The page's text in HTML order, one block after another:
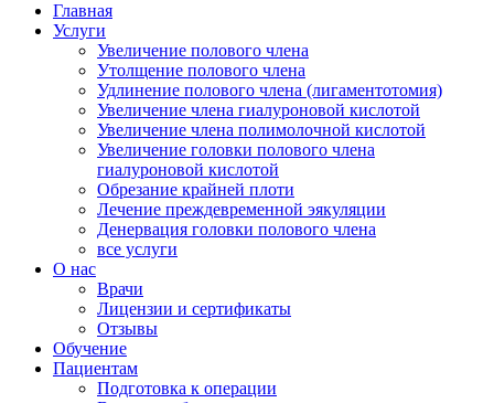
Главная
Услуги
Увеличение полового члена
Утолщение полового члена
Удлинение полового члена (лигаментотомия)
Увеличение члена гиалуроновой кислотой
Увеличение члена полимолочной кислотой
Увеличение головки полового члена
гиалуроновой кислотой
Обрезание крайней плоти
Лечение преждевременной эякуляции
Денервация головки полового члена
все услуги
О нас
Врачи
Лицензии и сертификаты
Отзывы
Обучение
Пациентам
Подготовка к операции